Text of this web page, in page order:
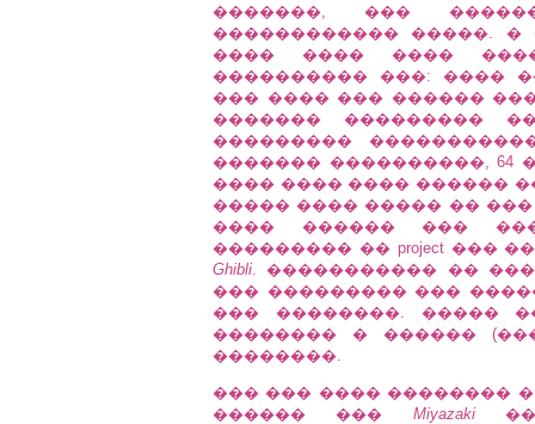
�������, ���
������������ �����.
���� ���� ����
���������� ���: ����
��� ���� ��� ������ ���
������� ���������
���������
������� ����������, 64
���� ���� ���� ������
����� ���� ����� ��
���� ������ ���
��������� �� project ���
Ghibli. ����������� ��
��� ��������� ���
��� ��������. �����
�������� � ������
��������.
��� ��� ���� ��������
������ ��� Miyazaki